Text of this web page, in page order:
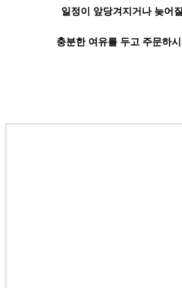
일정이 앞당겨지거나 늦어
충분한 여유를 두고 주문하